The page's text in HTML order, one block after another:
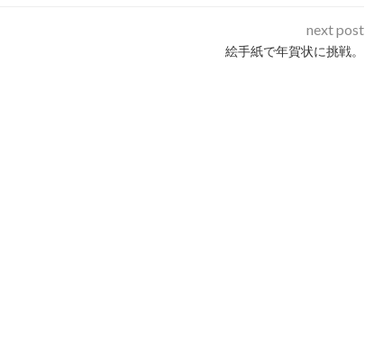
next post
絵手紙で年賀状に挑戦。